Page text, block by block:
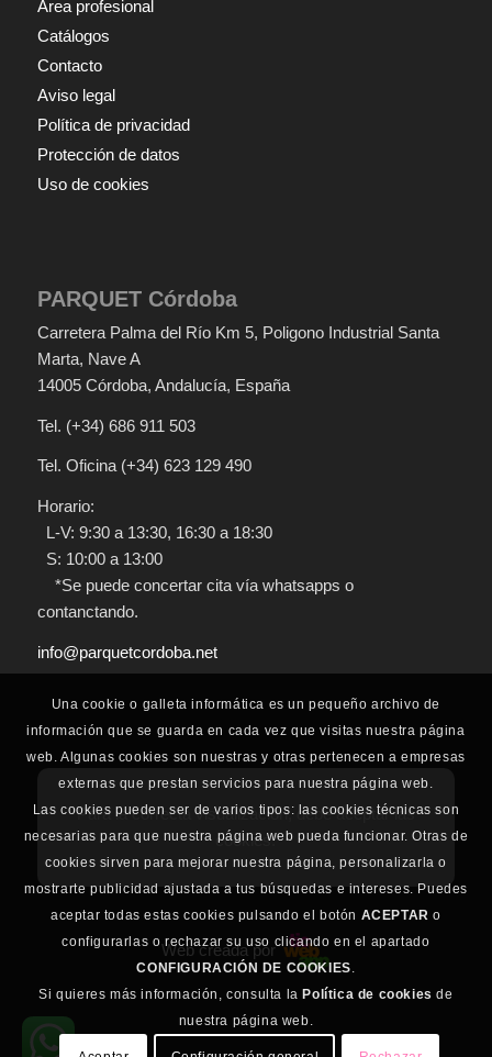
Área profesional
Catálogos
Contacto
Aviso legal
Política de privacidad
Protección de datos
Uso de cookies
PARQUET Córdoba
Carretera Palma del Río Km 5, Poligono Industrial Santa
Marta, Nave A
14005 Córdoba, Andalucía, España
Tel. (+34) 686 911 503
Tel. Oficina (+34) 623 129 490
Horario:
L-V: 9:30 a 13:30, 16:30 a 18:30
S: 10:00 a 13:00
*Se puede concertar cita vía whatsapps o
contanctando.
info@parquetcordoba.net
Para la correcta visualización, debe aceptar las
cookies.
Web creada por
Una cookie o galleta informática es un pequeño archivo de
información que se guarda en cada vez que visitas nuestra página
web. Algunas cookies son nuestras y otras pertenecen a empresas
externas que prestan servicios para nuestra página web.
Las cookies pueden ser de varios tipos: las cookies técnicas son
necesarias para que nuestra página web pueda funcionar. Otras de
cookies sirven para mejorar nuestra página, personalizarla o
mostrarte publicidad ajustada a tus búsquedas e intereses. Puedes
aceptar todas estas cookies pulsando el botón ACEPTAR o
configurarlas o rechazar su uso clicando en el apartado
CONFIGURACIÓN DE COOKIES.
Si quieres más información, consulta la Política de cookies de
nuestra página web.